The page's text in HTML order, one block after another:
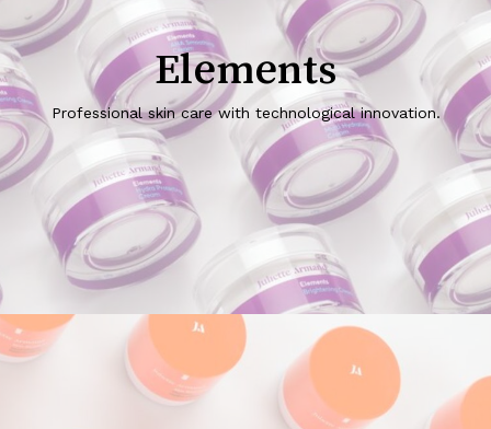
Elements
Professional skin care with technological innovation.